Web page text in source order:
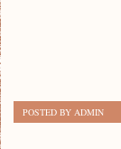
POSTED BY ADMIN